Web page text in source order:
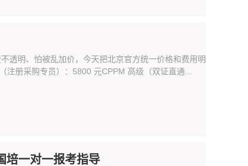
透明、怕被乱加价，今天把北京官方统一价格和费用明
册采购专员）：5800 元CPPM 高级（双证直通...
培一对一报考指导